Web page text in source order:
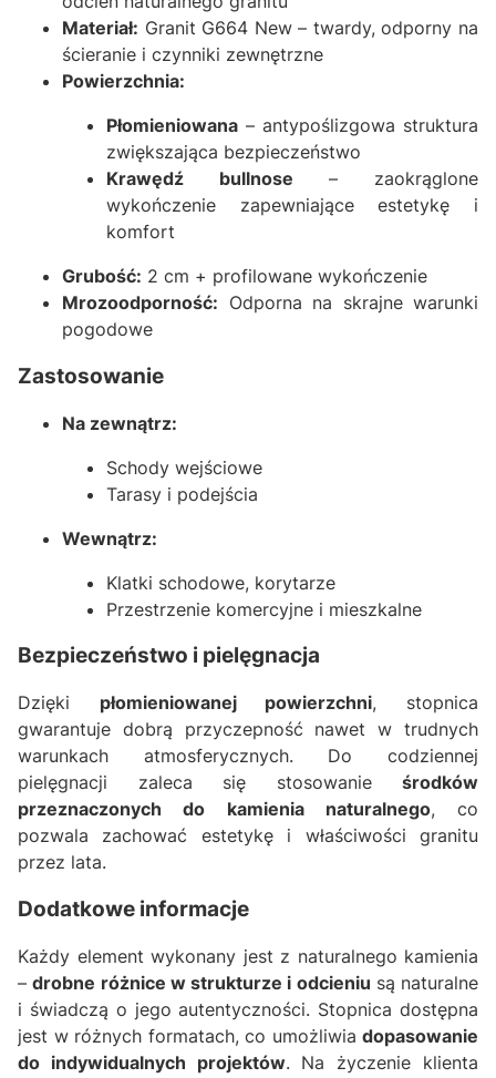
Materiał: Granit G664 New – twardy, odporny na
ścieranie i czynniki zewnętrzne
Powierzchnia:
Płomieniowana – antypoślizgowa struktura
zwiększająca bezpieczeństwo
Krawędź bullnose – zaokrąglone
wykończenie zapewniające estetykę i
komfort
Grubość: 2 cm + profilowane wykończenie
Mrozoodporność: Odporna na skrajne warunki
pogodowe
Zastosowanie
Na zewnątrz:
Schody wejściowe
Tarasy i podejścia
Wewnątrz:
Klatki schodowe, korytarze
Przestrzenie komercyjne i mieszkalne
Bezpieczeństwo i pielęgnacja
Dzięki płomieniowanej powierzchni, stopnica
gwarantuje dobrą przyczepność nawet w trudnych
warunkach atmosferycznych. Do codziennej
pielęgnacji zaleca się stosowanie środków
przeznaczonych do kamienia naturalnego, co
pozwala zachować estetykę i właściwości granitu
przez lata.
Dodatkowe informacje
Każdy element wykonany jest z naturalnego kamienia
–drobne różnice w strukturze i odcieniu są naturalne
i świadczą o jego autentyczności. Stopnica dostępna
jest w różnych formatach, co umożliwia dopasowanie
do indywidualnych projektów. Na życzenie klienta